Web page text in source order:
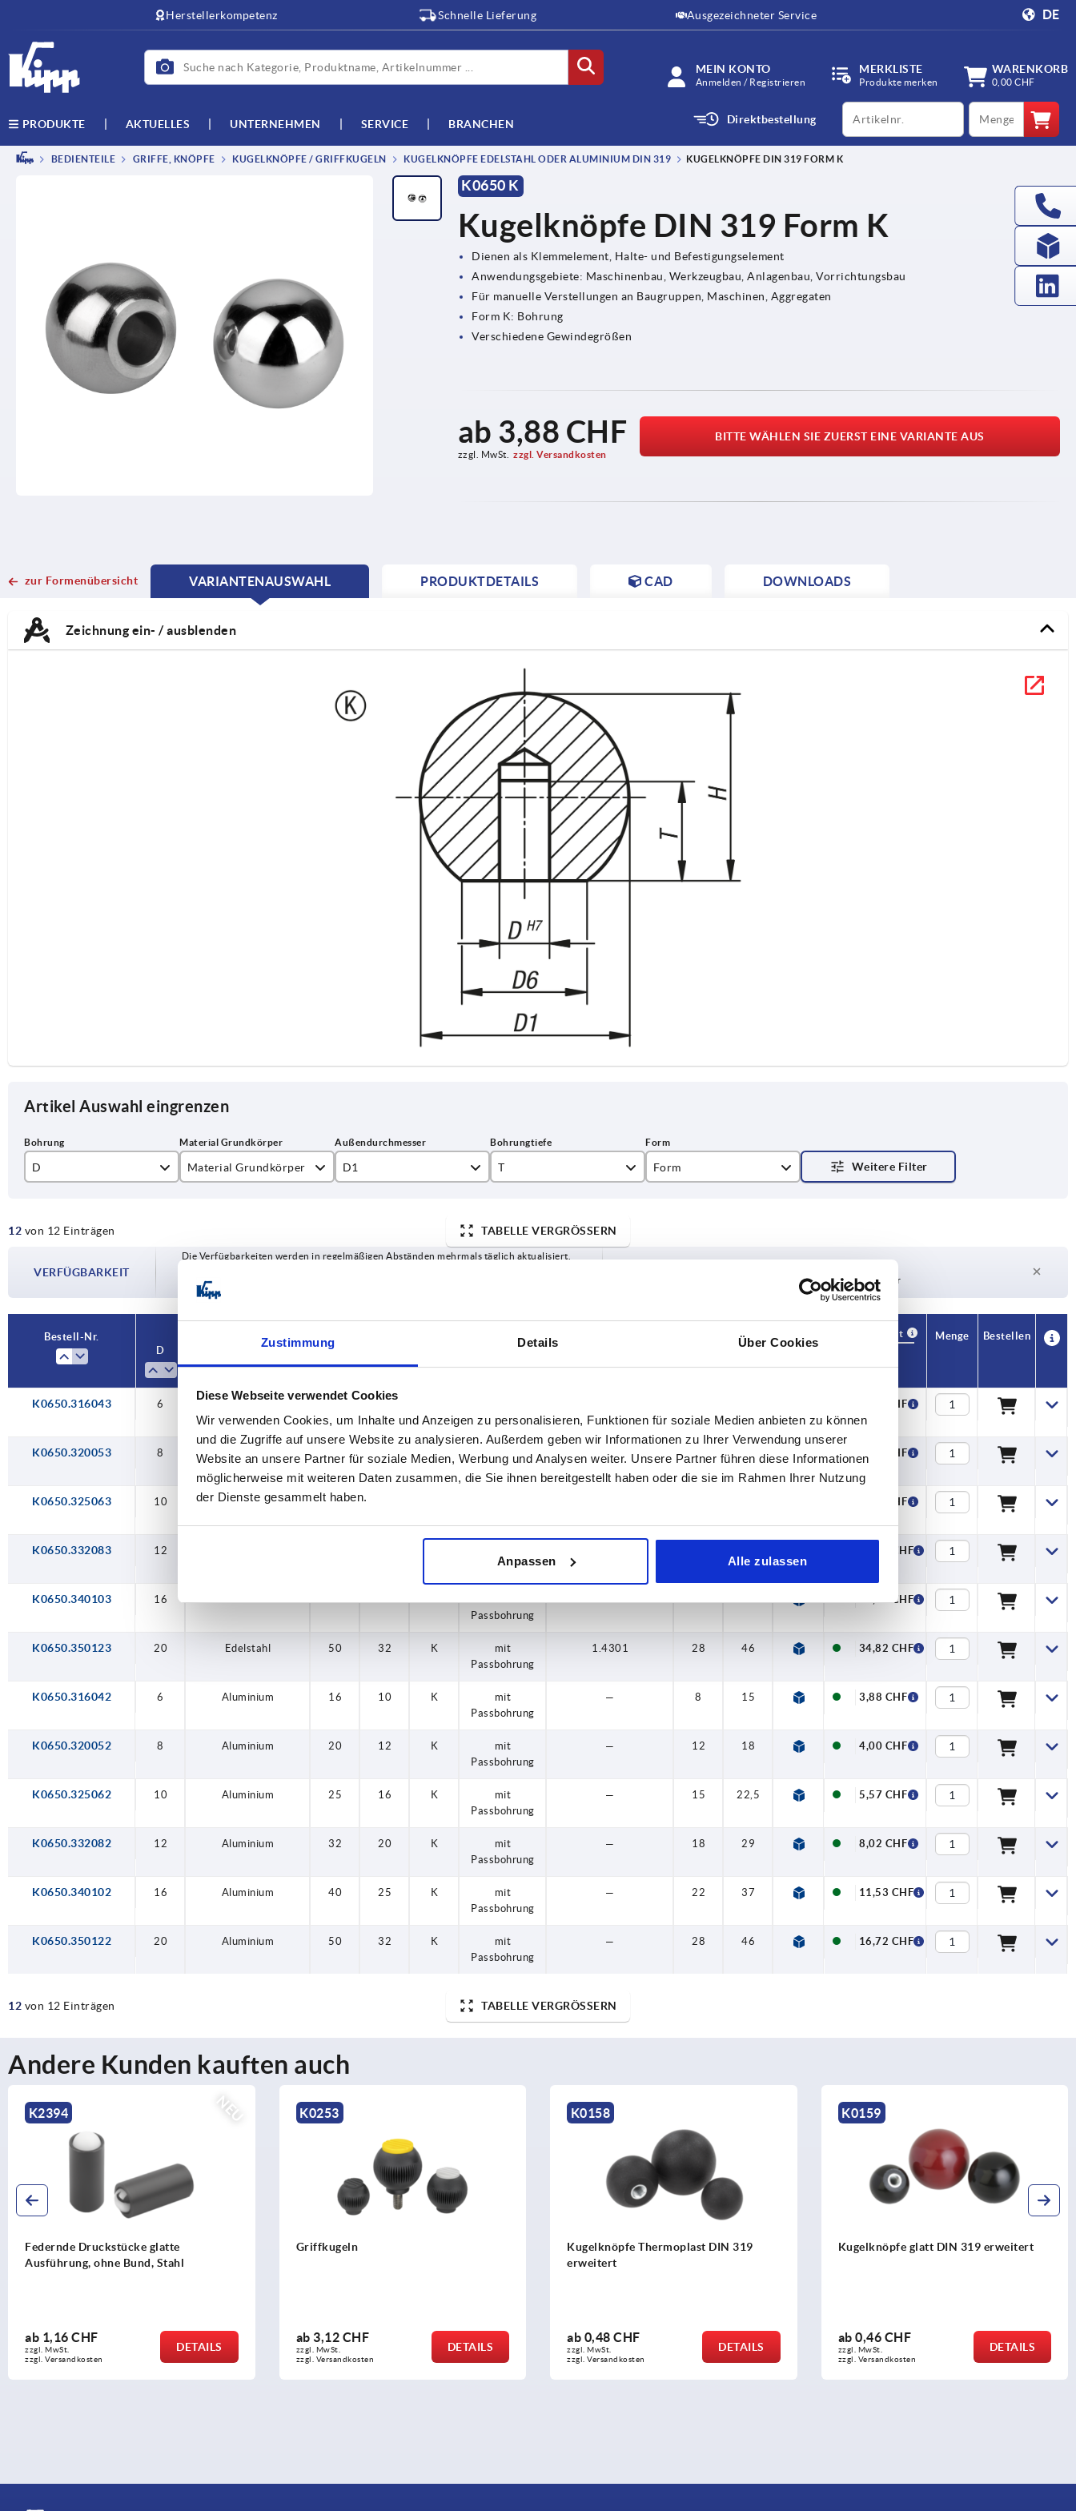
Zustimmung Details Über Cookies
Diese Webseite verwendet Cookies
Wir verwenden Cookies, um Inhalte und Anzeigen zu personalisieren, Funktionen für soziale Medien anbieten zu können
und die Zugriffe auf unsere Website zu analysieren. Außerdem geben wir Informationen zu Ihrer Verwendung unserer
Website an unsere Partner für soziale Medien, Werbung und Analysen weiter. Unsere Partner führen diese Informationen
möglicherweise mit weiteren Daten zusammen, die Sie ihnen bereitgestellt haben oder die sie im Rahmen Ihrer Nutzung
der Dienste gesammelt haben.
Anpassen Alle zulassen
Herstellerkompetenz Schnelle Lieferung Ausgezeichneter Service DE
MEIN KONTO
Anmelden / Registrieren
MERKLISTE
Produkte merken
WARENKORB
0,00 CHF
PRODUKTE AKTUELLES UNTERNEHMEN SERVICE BRANCHEN Direktbestellung
productCode qty
BEDIENTEILE GRIFFE, KNÖPFE KUGELKNÖPFE / GRIFFKUGELN KUGELKNÖPFE EDELSTAHL ODER ALUMINIUM DIN 319 KUGELKNÖPFE DIN 319 FORM K
K0650 K
Kugelknöpfe DIN 319 Form K
Dienen als Klemmelement, Halte- und Befestigungselement
Anwendungsgebiete: Maschinenbau, Werkzeugbau, Anlagenbau, Vorrichtungsbau
Für manuelle Verstellungen an Baugruppen, Maschinen, Aggregaten
Form K: Bohrung
Verschiedene Gewindegrößen
ab 3,88 CHF
zzgl. MwSt. zzgl. Versandkosten
BITTE WÄHLEN SIE ZUERST EINE VARIANTE AUS
zur Formenübersicht
VARIANTENAUSWAHL
CURRENT
CURRENT
PRODUKTDETAILS CAD DOWNLOADS
Zeichnung ein- / ausblenden
Artikel Auswahl eingrenzen
D
8
12
Material Grundkörper D1
25
T
12
16
Form
12 von 12 Einträgen TABELLE VERGRÖSSERN
VERFÜGBARKEIT
Die Verfügbarkeiten werden in regelmäßigen Abständen mehrmals täglich aktualisiert.
Versanddatum.
Lieferzeit auf Anfrage
Derzeit nicht auf Lager
Bestell-Nr.
D
Material Grundkörper D1 Form-Typ H
CAD
Verfügbarkeit
Menge Bestellen
K0650.316043 6 Edelstahl 16 10
Passbohrung
5,21 CHF
K0650.320053 8 Edelstahl 12 K
Passbohrung
1.4301 12 5,73 CHF
K0650.325063 10 Edelstahl 25 8,41 CHF
K0650.332083 12
Passbohrung
12,56 CHF
K0650.340103 16
Passbohrung
22,25 CHF
K0650.350123 20 Edelstahl 50 32 K
mit
Passbohrung
1.4301 28 46 34,82 CHF
K0650.316042 6 Aluminium 16 10 K
mit
Passbohrung
— 8 15 3,88 CHF
K0650.320052 8 Aluminium 20 12 K
mit
Passbohrung
— 12 18 4,00 CHF
K0650.325062 10 Aluminium 25 16 K
mit
Passbohrung
— 15 22,5 5,57 CHF
K0650.332082 12 Aluminium 32 20 K
mit
Passbohrung
— 18 29 8,02 CHF
K0650.340102 16 Aluminium 40 25 K
mit
Passbohrung
— 22 37 11,53 CHF
K0650.350122 20 Aluminium 50 32 K
mit
Passbohrung
— 28 46 16,72 CHF
12 von 12 Einträgen TABELLE VERGRÖSSERN
Andere Kunden kauften auch
NEU
K2394
Federnde Druckstücke glatte
Ausführung, ohne Bund, Stahl
ab 1,16 CHF
zzgl. MwSt.
zzgl. Versandkosten
DETAILS
K0253
Griffkugeln
ab 3,12 CHF
zzgl. MwSt.
zzgl. Versandkosten
DETAILS
K0158
Kugelknöpfe Thermoplast DIN 319
erweitert
ab 0,48 CHF
zzgl. MwSt.
zzgl. Versandkosten
DETAILS
K0159
Kugelknöpfe glatt DIN 319 erweitert
ab 0,46 CHF
zzgl. MwSt.
zzgl. Versandkosten
DETAILS